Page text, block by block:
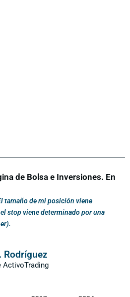
de Bolsa e Inversiones. En
tamaño de mi posición viene
stop viene determinado por una
Rodríguez
ActivoTrading